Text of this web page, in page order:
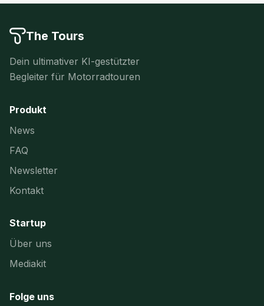
The Tours
Dein ultimativer KI-gestützter
Begleiter für Motorradtouren
Produkt
News
FAQ
Newsletter
Kontakt
Startup
Über uns
Mediakit
Folge uns